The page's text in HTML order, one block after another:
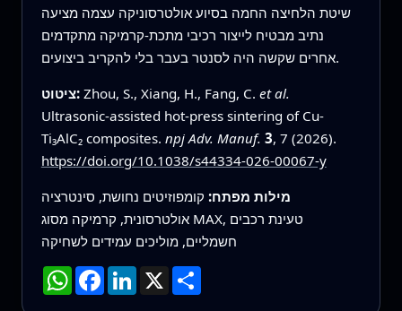
שיטת הלחיצה החמה בסיוע אולטרסוניקה עצמה מציעה
נתיב מבטיח לייצור רכיבי מתכת‑קרמיקה מתקדמים
אחרים שקשה היה לסנטר בעבר בלי להקריב ביצועים.
ציטוט: Zhou, S., Xiang, H., Fang, C. et al.
Ultrasonic-assisted hot-press sintering of Cu-
Ti₃AlC₂ composites. npj Adv. Manuf. 3, 7 (2026).
https://doi.org/10.1038/s44334-026-00067-y
מילות מפתח: קומפוזיטים נחושת, סינטרציה
אולטרסונית, קרמיקה מסוג MAX, טעינת רכבים
חשמליים, מוליכים עמידים לשחיקה
WhatsApp
Facebook
LinkedIn
X שתף